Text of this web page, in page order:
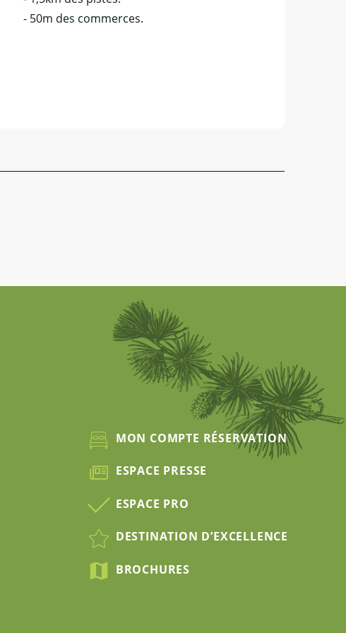
- 50m des commerces.
MON COMPTE RÉSERVATION
ESPACE PRESSE
ESPACE PRO
DESTINATION D’EXCELLENCE
BROCHURES